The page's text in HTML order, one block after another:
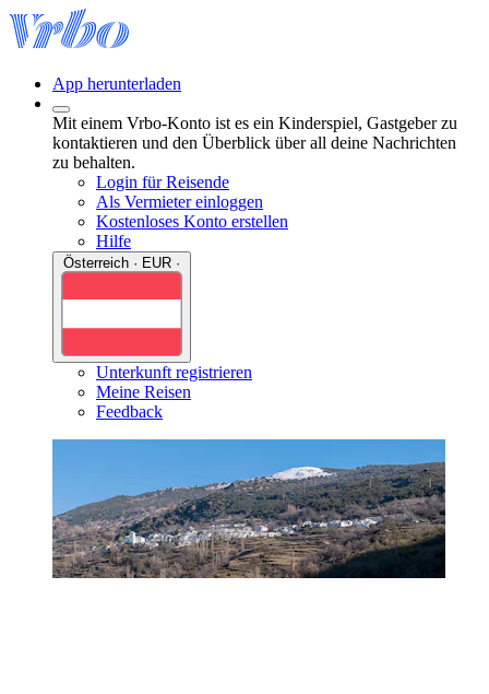
App herunterladen
Mit einem Vrbo-Konto ist es ein Kinderspiel, Gastgeber zu
kontaktieren und den Überblick über all deine Nachrichten
zu behalten.
Login für Reisende
Als Vermieter einloggen
Kostenloses Konto erstellen
Hilfe
Unterkunft registrieren
Meine Reisen
Feedback